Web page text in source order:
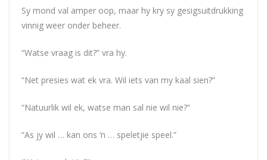
Sy mond val amper oop, maar hy kry sy gesigsuitdrukking
vinnig weer onder beheer.
“Watse vraag is dit?” vra hy.
“Net presies wat ek vra. Wil iets van my kaal sien?”
“Natuurlik wil ek, watse man sal nie wil nie?”
“As jy wil … kan ons ‘n … speletjie speel.”